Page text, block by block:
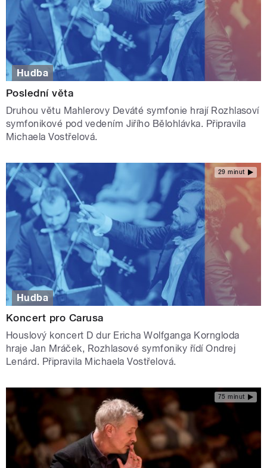
Hudba
Poslední věta
Druhou větu Mahlerovy Deváté symfonie hrají Rozhlasoví
symfonikové pod vedením Jiřího Bělohlávka. Připravila
Michaela Vostřelová.
29 minut
Hudba
Koncert pro Carusa
Houslový koncert D dur Ericha Wolfganga Korngloda
hraje Jan Mráček, Rozhlasové symfoniky řídí Ondrej
Lenárd. Připravila Michaela Vostřelová.
75 minut